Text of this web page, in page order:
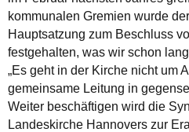
kommunalen Gremien wurde
Hauptsatzung zum Beschluss
festgehalten, was wir schon
„Es geht in der Kirche nicht um
gemeinsame Leitung in
Weiter beschäftigen wird die
Landeskirche Hannovers zur